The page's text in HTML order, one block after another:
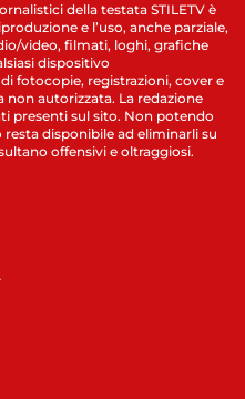
della testata STILETV è
e l’uso, anche parziale,
video, filmati, loghi, grafiche
dispositivo
fotocopie, registrazioni, cover e
autorizzata. La redazione
presenti sul sito. Non potendo
disponibile ad eliminarli su
offensivi e oltraggiosi.